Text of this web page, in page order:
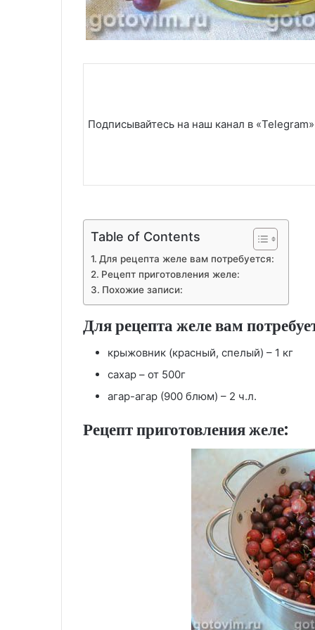
Подписывайтесь на наш канал в
Table of Contents
Для рецепта желе вам потребуется:
Рецепт приготовления желе:
Похожие записи:
Для рецепта желе вам
крыжовник (красный, спелый) – 1 кг
сахар – от 500г
агар-агар (900 блюм) – 2 ч.л.
Рецепт приготовления желе: